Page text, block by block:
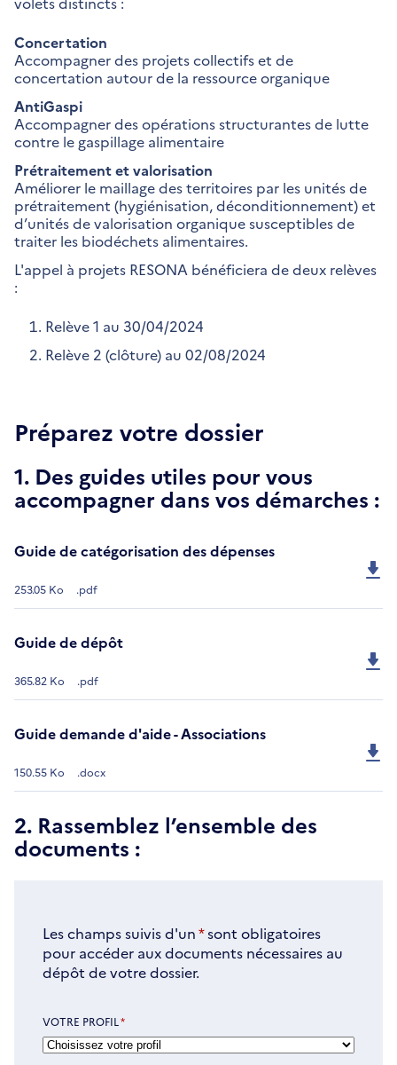
Concertation
Accompagner des projets collectifs et de
concertation autour de la ressource organique
AntiGaspi
Accompagner des opérations structurantes de lutte
contre le gaspillage alimentaire
Prétraitement et valorisation
Améliorer le maillage des territoires par les unités de
prétraitement (hygiénisation, déconditionnement) et
d’unités de valorisation organique susceptibles de
traiter les biodéchets alimentaires.
L'appel à projets RESONA bénéficiera de deux relèves
:
Relève 1 au 30/04/2024
Relève 2 (clôture) au 02/08/2024
Préparez votre dossier
1. Des guides utiles pour vous
accompagner dans vos démarches :
Guide de catégorisation des dépenses
253.05 Ko .pdf
Guide de dépôt
365.82 Ko .pdf
Guide demande d'aide - Associations
150.55 Ko .docx
2. Rassemblez l’ensemble des
documents :
Les champs suivis d'un*sont obligatoires
pour accéder aux documents nécessaires au
dépôt de votre dossier.
VOTRE PROFIL *